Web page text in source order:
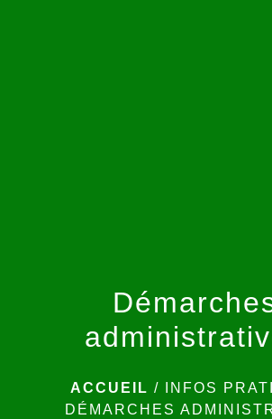
ACCUEIL / INFOS
DÉMARCHES